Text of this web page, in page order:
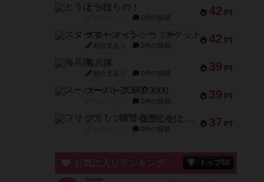
42 PT
とうほうの！
1件の投稿
42 PT
スターマイン・ラミー ポケット
紹介文あり 2件の投稿
39 PT
海兵隊
紹介文あり 1件の投稿
39 PT
スーパーストア3000
1件の投稿
37 PT
フリップ７：復讐心とともに
2件の投稿
お気に入りランキング トップ50